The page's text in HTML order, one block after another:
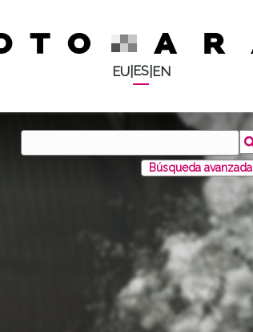
EU| ES| EN
Búsqueda avanzada